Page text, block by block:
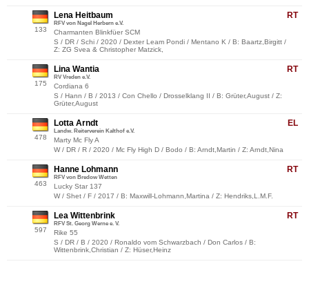
133
RT
Lena Heitbaum
RFV von Nagel Herbern e.V.
Charmanten Blinkfüer SCM
S / DR / Schi / 2020 / Dexter Leam Pondi / Mentano K / B: Baartz,Birgitt /
Z: ZG Svea & Christopher Matzick,
175
RT
Lina Wantia
RV Vreden e.V.
Cordiana 6
S / Hann / B / 2013 / Con Chello / Drosselklang II / B: Grüter,August / Z:
Grüter,August
478
EL
Lotta Arndt
Landw. Reiterverein Kalthof e.V.
Marty Mc Fly A
W / DR / R / 2020 / Mc Fly High D / Bodo / B: Arndt,Martin / Z: Arndt,Nina
463
RT
Hanne Lohmann
RFV von Bredow Wetten
Lucky Star 137
W / Shet / F / 2017 / B: Maxwill-Lohmann,Martina / Z: Hendriks,L.M.F.
597
RT
Lea Wittenbrink
RFV St. Georg Werne e. V.
Rike 55
S / DR / B / 2020 / Ronaldo vom Schwarzbach / Don Carlos / B:
Wittenbrink,Christian / Z: Hüser,Heinz